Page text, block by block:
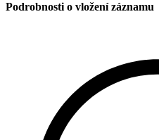
Podrobnosti o vložení záznamu